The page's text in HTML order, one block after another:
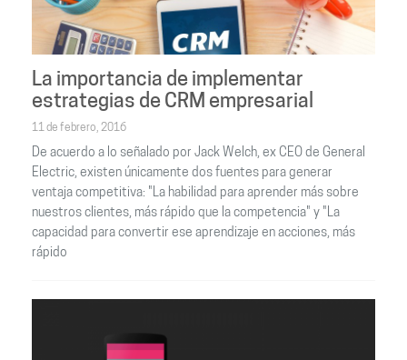
La importancia de implementar
estrategias de CRM empresarial
11 de febrero, 2016
De acuerdo a lo señalado por Jack Welch, ex CEO de General
Electric, existen únicamente dos fuentes para generar
ventaja competitiva: "La habilidad para aprender más sobre
nuestros clientes, más rápido que la competencia" y "La
capacidad para convertir ese aprendizaje en acciones, más
rápido